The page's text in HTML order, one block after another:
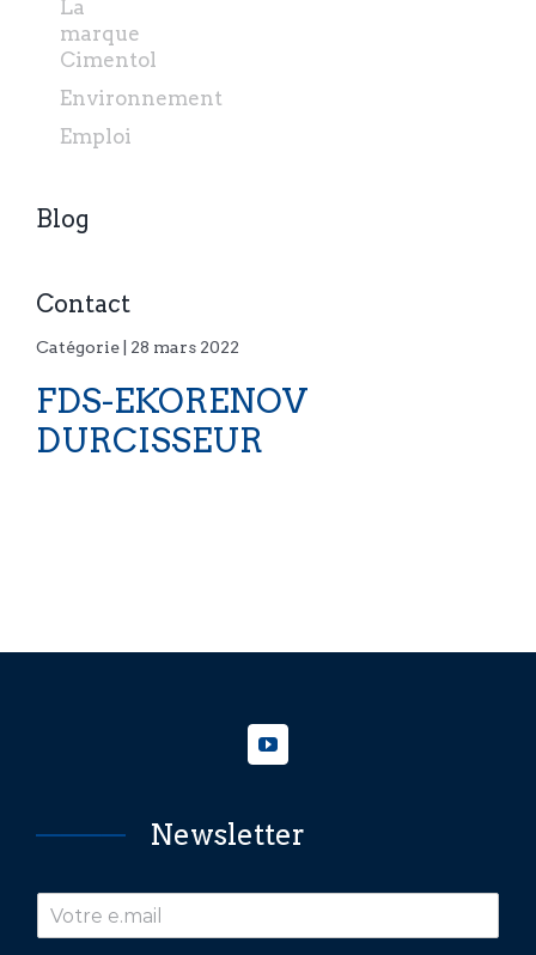
La
marque
Cimentol
Environnement
Emploi
Blog
Contact
Catégorie | 28 mars 2022
FDS-EKORENOV
DURCISSEUR
Newsletter